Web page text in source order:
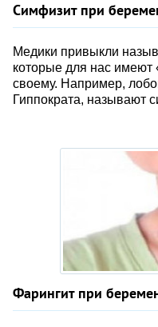
Симфизит при
Медики привыкли
которые для нас имеют
своему. Например,
Гиппократа, называют
Фарингит при